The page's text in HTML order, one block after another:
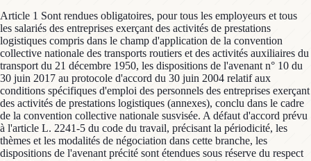
Article 1 Sont rendues obligatoires, pour tous les employeurs et tous
les salariés des entreprises exerçant des activités de prestations
logistiques compris dans le champ d'application de la convention
collective nationale des transports routiers et des activités auxiliaires du
transport du 21 décembre 1950, les dispositions de l'avenant n° 10 du
30 juin 2017 au protocole d'accord du 30 juin 2004 relatif aux
conditions spécifiques d'emploi des personnels des entreprises exerçant
des activités de prestations logistiques (annexes), conclu dans le cadre
de la convention collective nationale susvisée. A défaut d'accord prévu
à l'article L. 2241-5 du code du travail, précisant la périodicité, les
thèmes et les modalités de négociation dans cette branche, les
dispositions de l'avenant précité sont étendues sous réserve du respect